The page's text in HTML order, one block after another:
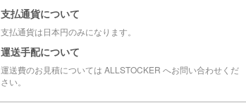
支払通貨について
支払通貨は日本円のみになります。
運送手配について
運送費のお見積については ALLSTOCKER へお問い合わせくだ
さい。